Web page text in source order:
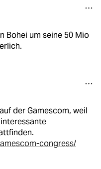
Bohei um seine 50 Mio
der Gamescom, weil
congress/